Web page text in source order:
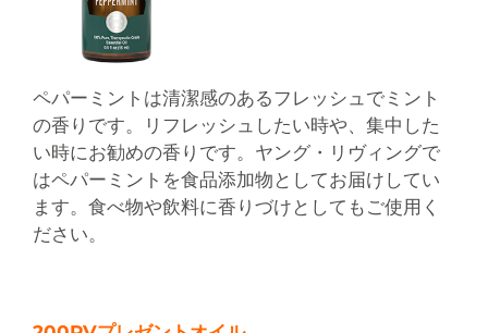
ペパーミントは清潔感のあるフレッシュでミント
の香りです。リフレッシュしたい時や、集中した
い時にお勧めの香りです。ヤング・リヴィングで
はペパーミントを食品添加物としてお届けしてい
ます。食べ物や飲料に香りづけとしてもご使用く
ださい。